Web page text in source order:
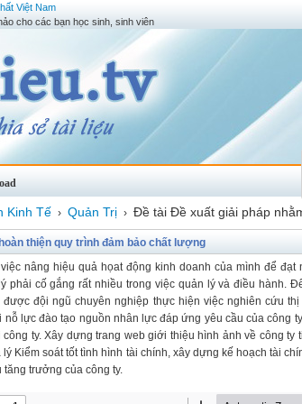
Việt Nam
cho các bạn học sinh, sinh viên
Kinh Tế › Quản Trị › Đề tài Đề xuất giải pháp
thiện quy trình đảm bảo chất lượng
nâng hiệu quả họat động kinh doanh của mình để
phải cố gắng rất nhiều trong việc quản lý và điều hành.
đội ngũ chuyên nghiệp thực hiện việc nghiên cứu
lực đào tạo nguồn nhân lực đáp ứng yêu cầu của công
ty. Xây dựng trang web giới thiệu hình ảnh về công ty
Kiểm soát tốt tình hình tài chính, xây dựng kế hoạch tài
tăng trưởng của công ty.